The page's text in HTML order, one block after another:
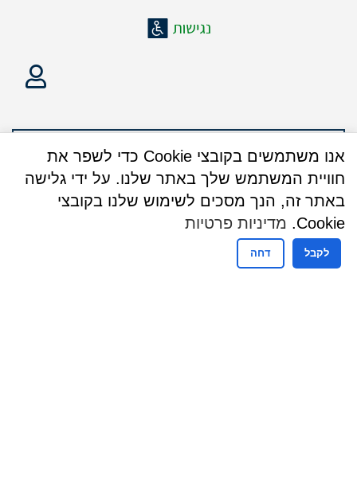
אנו משתמשים בקובצי Cookie כדי לשפר את
חוויית המשתמש שלך באתר שלנו. על ידי גלישה
באתר זה, הנך מסכים לשימוש שלנו בקובצי
Cookie.
מדיניות פרטיות
לקבל דחה